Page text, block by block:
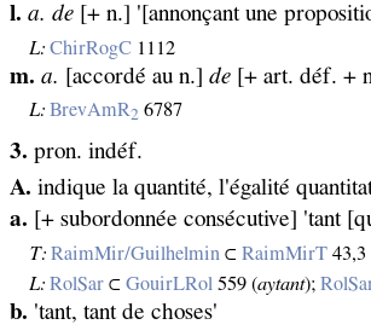
l. a. de [+ n.] '[annonçant une
L: ChirRogC 1112
m. a. [accordé au n.] de [+ art. déf. +
L: BrevAmR2 6787
3. pron. indéf.
A. indique la quantité, l'égalité
a. [+ subordonnée consécutive] 'tant
T: RaimMir/Guilhelmin ⊂RaimMirT 43,3
L: RolSar ⊂GouirLRol 559 (aytant);
b. 'tant, tant de choses'